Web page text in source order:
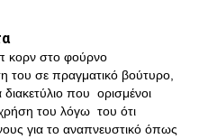
κορν στο φούρνο
του σε πραγματικό βούτυρο,
που ορισμένοι
του λόγω του ότι
για το αναπνευστικό όπως